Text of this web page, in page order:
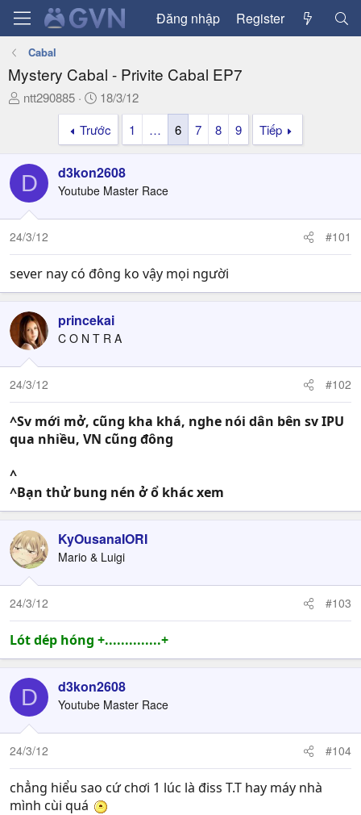
Đăng nhập Register
Cabal
Mystery Cabal - Privite Cabal EP7
T
a
d
s
t
a
e
ntt290885
N
g
à
y
g
ử
18/3/12
Trước
1 … 6 7 8 9 Tiếp
D d3kon2608
Youtube Master Race
24/3/12 #101
sever nay có đông ko vậy mọi người
princekai
C O N T R A
24/3/12 #102
^Sv mới mở, cũng kha khá, nghe nói dân bên sv IPU
qua nhiều, VN cũng đông
^
^Bạn thử bung nén ở ổ khác xem
KyOusanaIORI
Mario & Luigi
24/3/12 #103
Lót dép hóng +..............+
D d3kon2608
Youtube Master Race
24/3/12 #104
chẳng hiểu sao cứ chơi 1 lúc là điss T.T hay máy nhà
mình cùi quá